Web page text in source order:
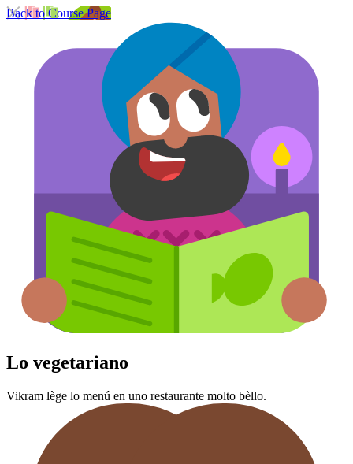
Back to Course Page
Lo vegetariano
Vikram lège lo menú en uno restaurante molto bèllo.